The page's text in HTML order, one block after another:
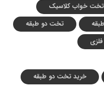
تخت خواب کلاسیک
تخت دو طبقه
خرید تخت دو طبقه